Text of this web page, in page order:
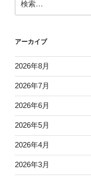
索:
アーカイブ
2026年8月
2026年7月
2026年6月
2026年5月
2026年4月
2026年3月